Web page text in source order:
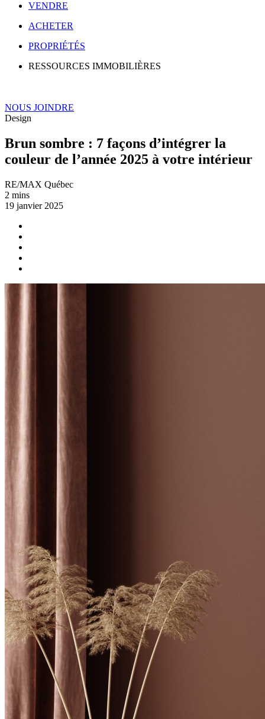
VENDRE
ACHETER
PROPRIÉTÉS
RESSOURCES IMMOBILIÈRES
NOUS JOINDRE
Design
Brun sombre : 7 façons d’intégrer la
couleur de l’année 2025 à votre intérieur
RE/MAX Québec
2 mins
19 janvier 2025